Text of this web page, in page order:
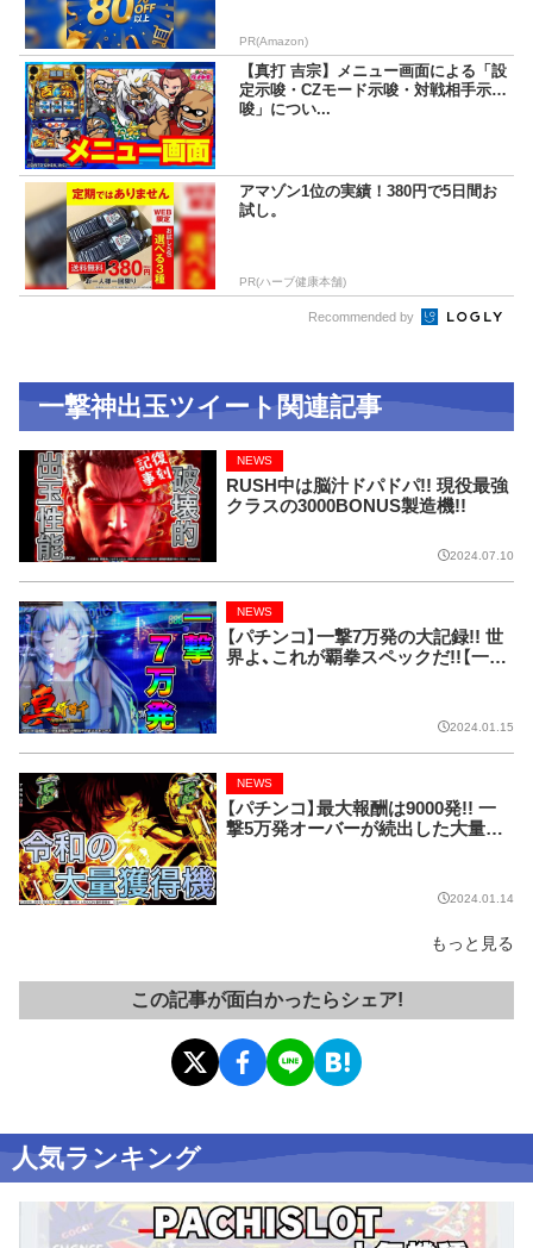
PR(Amazon)
【真打 吉宗】メニュー画面による「設
定示唆・CZモード示唆・対戦相手示
唆」につい...
アマゾン1位の実績！380円で5日間お
試し。
PR(ハーブ健康本舗)
Recommended by
一撃神出玉ツイート関連記事
RUSH中は脳汁ドパドパ!! 現役最強
クラスの3000BONUS製造機!!
NEWS
2024.07.10
【パチンコ】一撃7万発の大記録!! 世
界よ、これが覇拳スペックだ!!【一撃
NEWS
2024.01.15
【パチンコ】最大報酬は9000発!! 一
撃5万発オーバーが続出した大量獲
NEWS
2024.01.14
もっと見る
この記事が面白かったらシェア!
人気ランキング